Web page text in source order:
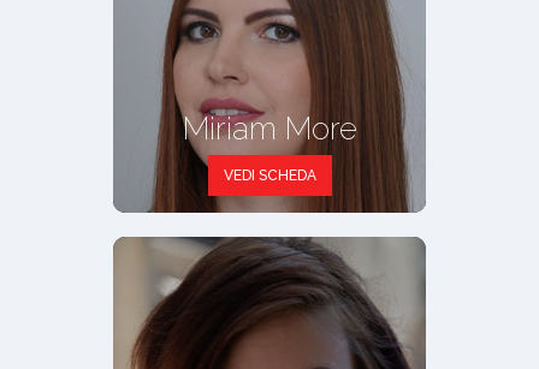
Miriam More
VEDI SCHEDA